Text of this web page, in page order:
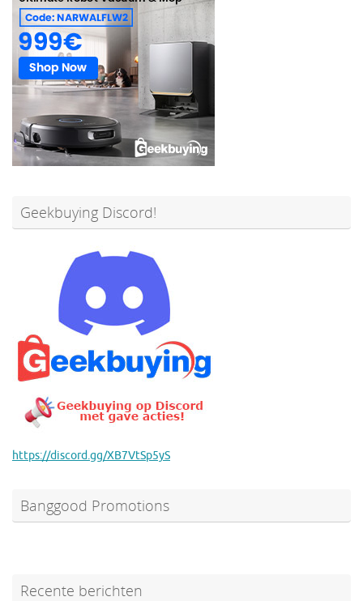
Geekbuying Discord!
https://discord.gg/XB7VtSp5yS
Banggood Promotions
Recente berichten